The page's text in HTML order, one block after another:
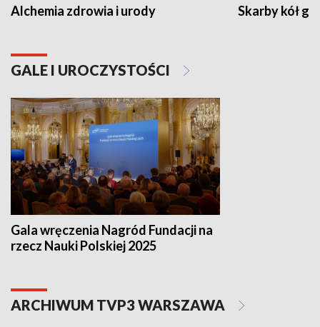
Alchemia zdrowia i urody Skarby kół
GALE I UROCZYSTOŚCI
Gala wręczenia Nagród Fundacji na
rzecz Nauki Polskiej 2025
ARCHIWUM TVP3 WARSZAWA